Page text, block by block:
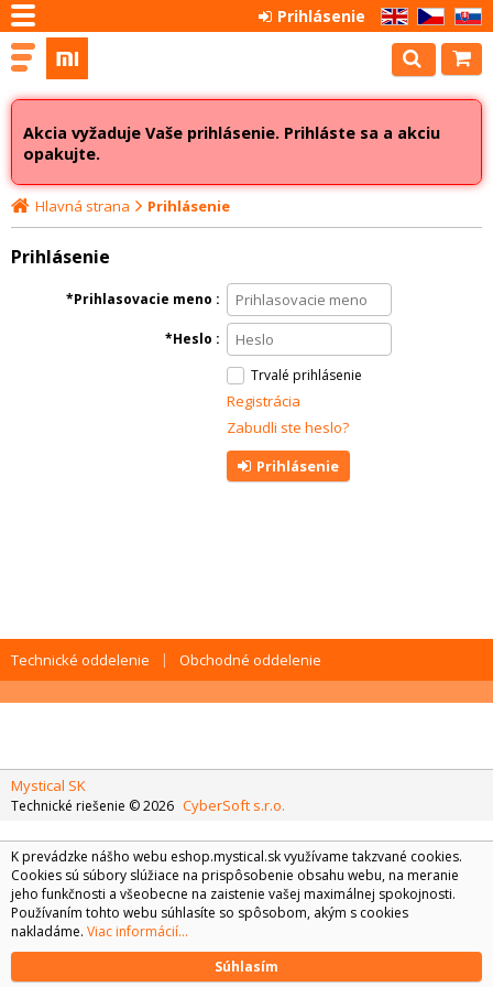
EN CZ SK
Prihlásenie
Akcia vyžaduje Vaše prihlásenie. Prihláste sa a akciu
opakujte.
Hlavná strana Prihlásenie
Prihlásenie
Prihlasovacie meno
Heslo
Trvalé prihlásenie
Registrácia
Zabudli ste heslo?
Prihlásenie
Technické oddelenie Obchodné oddelenie
Mystical SK
Technické riešenie © 2026 CyberSoft s.r.o.
K prevádzke nášho webu eshop.mystical.sk využívame takzvané cookies.
Cookies sú súbory slúžiace na prispôsobenie obsahu webu, na meranie
jeho funkčnosti a všeobecne na zaistenie vašej maximálnej spokojnosti.
Používaním tohto webu súhlasíte so spôsobom, akým s cookies
nakladáme. Viac informácií...
Súhlasím